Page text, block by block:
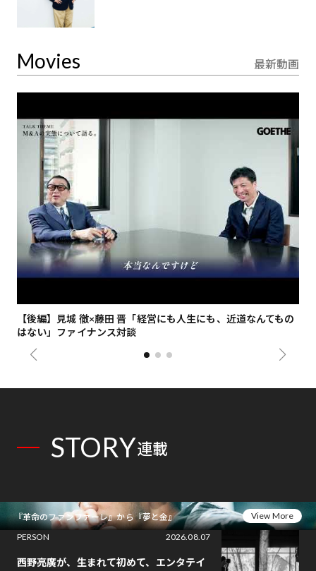
Movies 最新動画
【後編】見城 徹×藤田 晋「経営にも人生にも、近道なんてもの
はない」ファイナンス対談
STORY連載
『革命のファンファーレ』から『夢と金』
View More
PERSON
2026.08.07
西野亮廣が、生まれて初めて、エンタテイ